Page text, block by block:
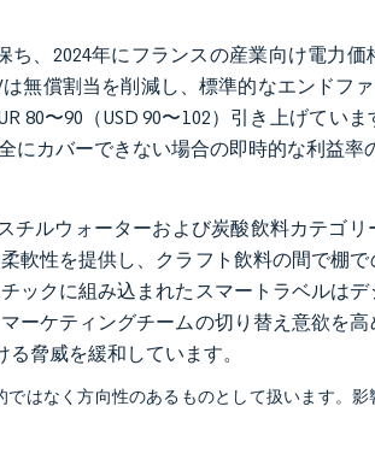
ち、2024年にフランスの産業向け電力
無償割当を削減し、標準的なエンドフ
80〜90（USD 90〜102）引き上げていま
にカバーできない場合の即時的な利益率
チルウォーターおよび炭酸飲料カテゴ
軟性を提供し、クラフト飲料の間で棚
ックに組み込まれたスマートラベルは
ーケティングチームの切り替え意欲を
脅威を緩和しています。
はなく方向性のあるものとして扱います。